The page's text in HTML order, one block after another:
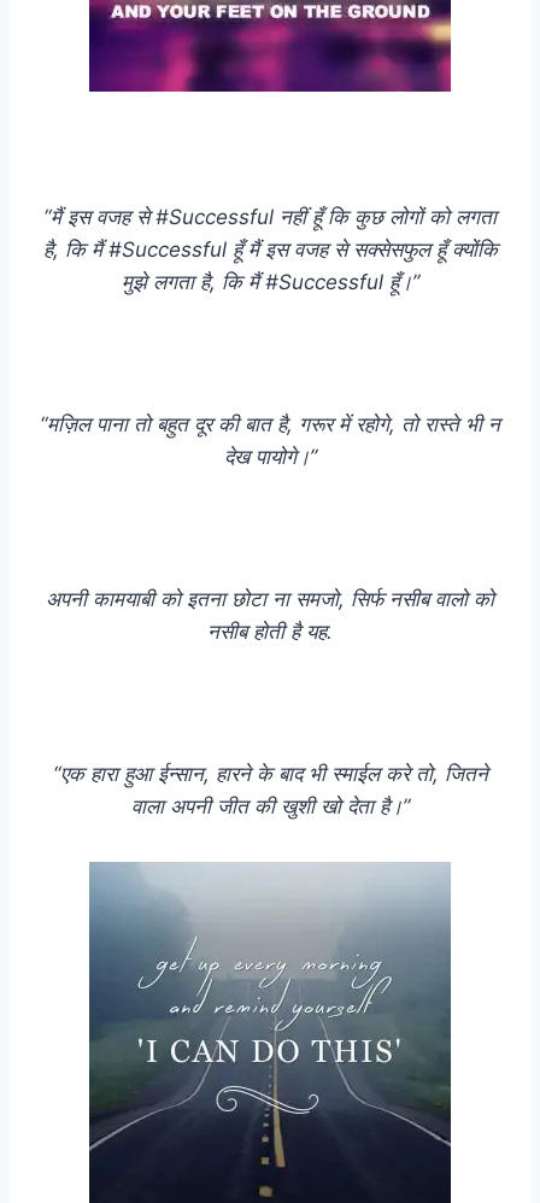
“मैं इस वजह से #Successful नहीं हूँ कि कुछ लोगों को लगता
है, कि मैं #Successful हूँ मैं इस वजह से सक्सेसफुल हूँ क्योंकि
मुझे लगता है, कि मैं #Successful हूँ।”
“मज़िल पाना तो बहुत दूर की बात है, गरूर में रहोगे, तो रास्ते भी न
देख पायोगे।”
अपनी कामयाबी को इतना छोटा ना समजो, सिर्फ नसीब वालो को
नसीब होती है यह.
“एक हारा हुआ ईन्सान, हारने के बाद भी स्माईल करे तो, जितने
वाला अपनी जीत की खुशी खो देता है।”